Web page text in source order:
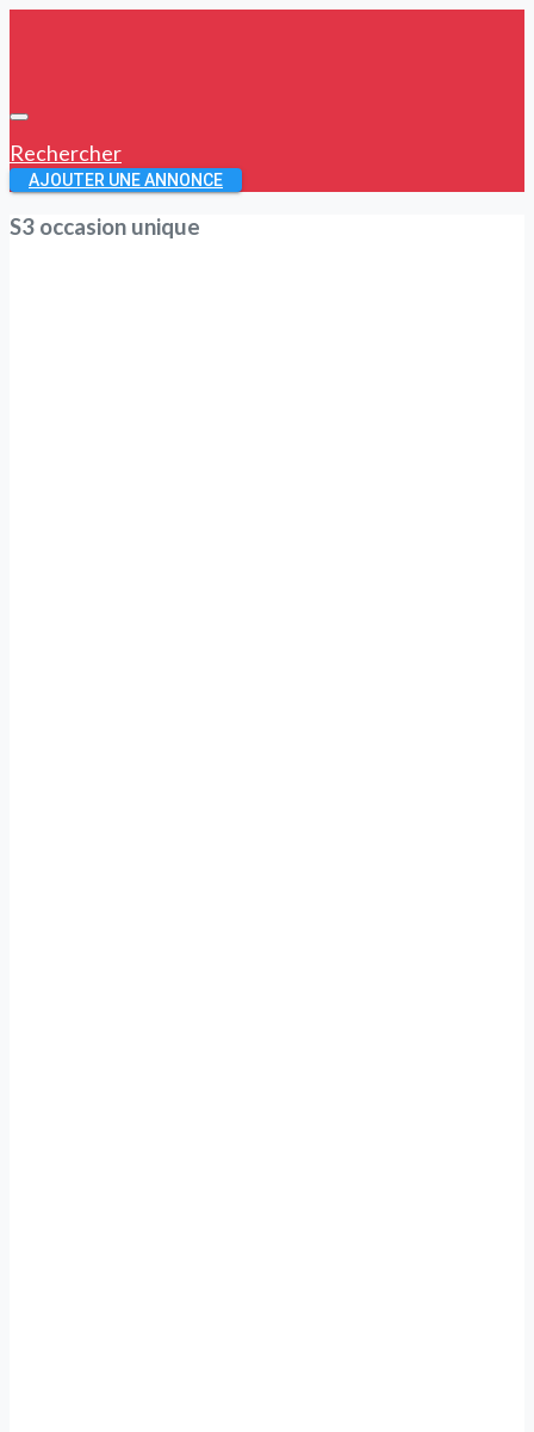
Rechercher
AJOUTER UNE ANNONCE
S3 occasion unique